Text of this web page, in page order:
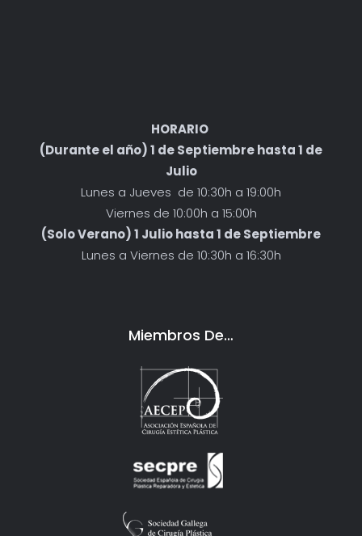
HORARIO
(Durante el año) 1 de Septiembre hasta 1 de
Julio
Lunes a Jueves de 10:30h a 19:00h
Viernes de 10:00h a 15:00h
(Solo Verano) 1 Julio hasta 1 de Septiembre
Lunes a Viernes de 10:30h a 16:30h
Miembros De…